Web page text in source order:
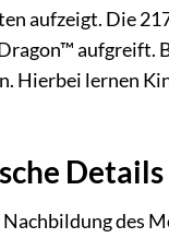
aufzeigt. Die
aufgreift.
Hierbei lernen
Nachbildung des